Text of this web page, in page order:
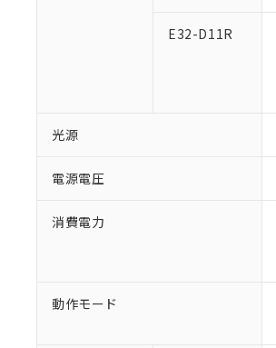
E32-D11R
光源
電源電圧
消費電力
動作モード